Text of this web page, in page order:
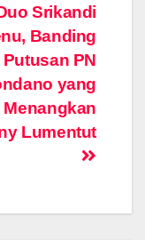
Srikandi
Banding
Putusan PN
yang
Menangkan
Lumentut